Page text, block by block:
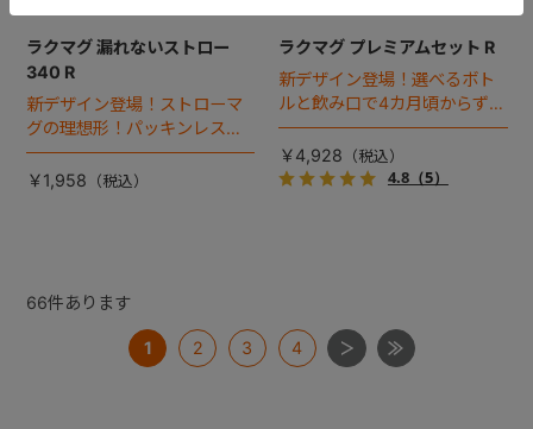
ラクマグ 漏れないストロー
340 R
新デザイン登場！ストローマ
グの理想形！パッキンレス構
造で付けはずしやお手入れが
ラクな、340ｍlラージボト
￥1,958
ラクマグ プレミアムセット R
新デザイン登場！選べるボト
ルと飲み口で4カ月頃からずっ
と使えるパーフェクトセッ
ト。
￥4,928
4.8（5）
66件あります
1 2 3 4